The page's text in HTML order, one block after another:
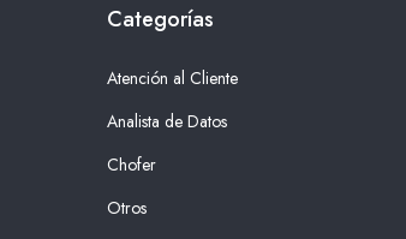
Categorías
Atención al Cliente
Analista de Datos
Chofer
Otros